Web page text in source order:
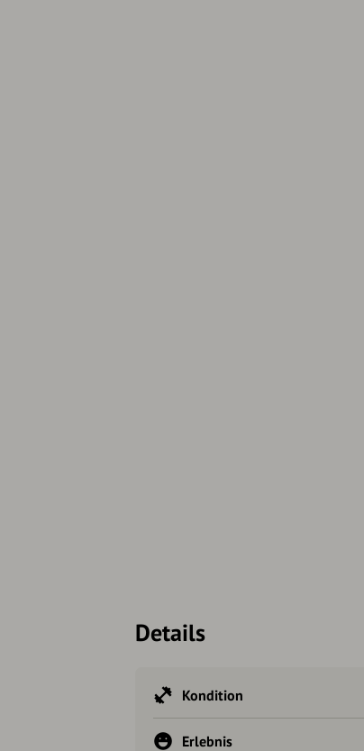
Details
Kondition
Erlebnis